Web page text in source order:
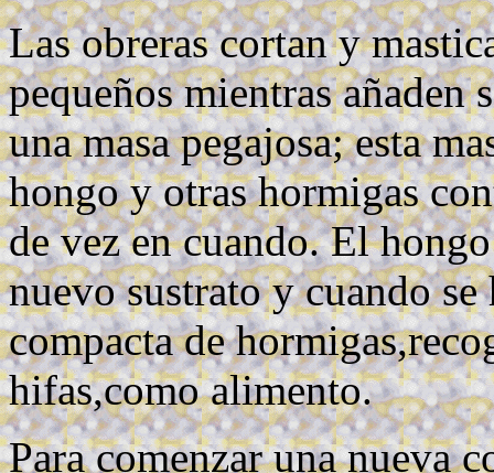
Las obreras cortan y
pequeños mientras
una masa pegajosa; esta
hongo y otras hormigas
de vez en cuando. El
nuevo sustrato y cuando
compacta de
hifas,como alimento.
Para comenzar una nueva